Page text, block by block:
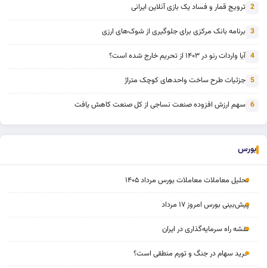
2 ترویج قمار و فساد یک بازی آنلاین ایرانی
3 برنامه بانک مرکزی برای جلوگیری از شوک‌های ارزی
4 آیا واردات رنو در ۱۴۰۳ از تحریم خارج شده است؟
5 جزئیات طرح ساخت واحدهای کوچک متراژ
6 سهم ارزش افزوده صنعت نساجی از کل صنعت کاهش یافت
بورس
تحلیل معاملات معاملات بورس مرداد ۱۴۰۵
پیش‌بینی بورس امروز ۱۷ مرداد
نقشه راه سرمایه‌گذاری در ایران
خرید سهام در جنگ و تورم منطقی است؟